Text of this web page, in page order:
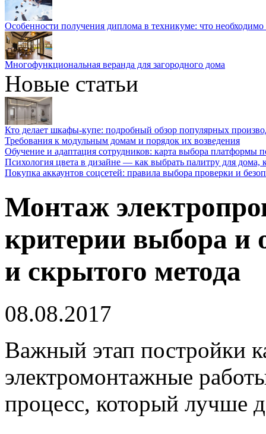
Особенности получения диплома в техникуме: что необходимо
Многофункциональная веранда для загородного дома
Новые статьи
Кто делает шкафы-купе: подробный обзор популярных
Требования к модульным домам и порядок их возведения
Обучение и адаптация сотрудников: карта выбора платформы
Психология цвета в дизайне — как выбрать палитру для дома,
Покупка аккаунтов соцсетей: правила выбора проверки и
Монтаж
критерии выбора и
и скрытого метода
08.08.2017
Важный этап постройки
электромонтажные
процесс, который лучше